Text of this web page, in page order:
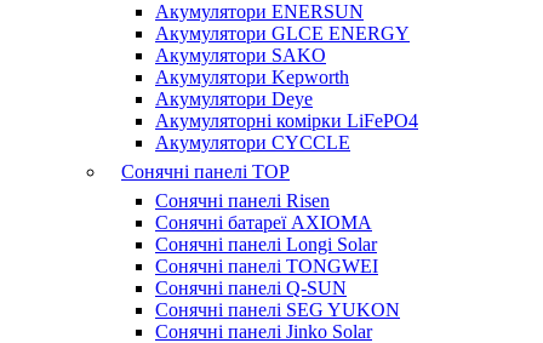
Акумулятори ENERSUN
Акумулятори GLCE ENERGY
Акумулятори SAKO
Акумулятори Kepworth
Акумулятори Deye
Акумуляторні комірки LiFePO4
Акумулятори CYCCLE
Сонячні панелі TOP
Сонячні панелі Risen
Сонячні батареї AXIOMA
Сонячні панелі Longi Solar
Сонячні панелі TONGWEI
Сонячні панелі Q-SUN
Сонячні панелі SEG YUKON
Сонячні панелі Jinko Solar